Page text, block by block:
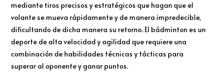
mediante tiros precisos y estratégicos que hagan que el
volante se mueva rápidamente y de manera impredecible,
dificultando de dicha manera su retorno. El bádminton es un
deporte de alta velocidad y agilidad que requiere una
combinación de habilidades técnicas y tácticas para
superar al oponente y ganar puntos.